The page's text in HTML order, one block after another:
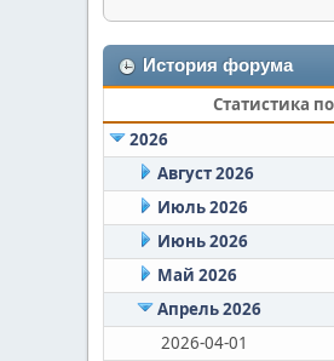
История форума
Статистика
2026
Август 2026
Июль 2026
Июнь 2026
Май 2026
Апрель 2026
2026-04-01